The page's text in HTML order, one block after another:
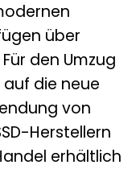
über
den Umzug
die neue
von
Herstellern
erhältlich